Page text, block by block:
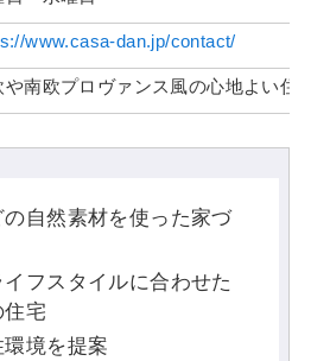
www.casa-dan.jp/contact/
や南欧プロヴァンス風の心地よい住
自然素材を使った家づ
フスタイルに合わせた
宅
境を提案